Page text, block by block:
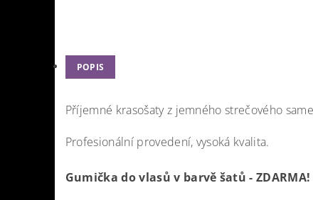
POPIS
Příjemné krasošaty z jemného strečového
Profesionální provedení, vysoká kvalita.
Gumička do vlasů v barvě šatů - ZDARMA!